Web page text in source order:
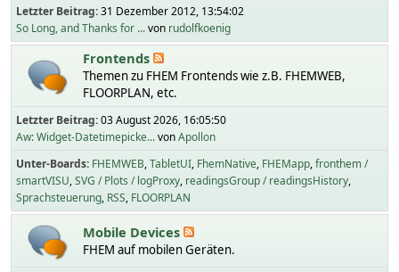
Letzter Beitrag:31 Dezember 2012, 13:54:02
So Long, and Thanks for ...von rudolfkoenig
Frontends
Themen zu FHEM Frontends wie z.B. FHEMWEB,
FLOORPLAN, etc.
Letzter Beitrag:03 August 2026, 16:05:50
Aw: Widget-Datetimepicke...vonApollon
Unter-Boards FHEMWEB TabletUI FhemNative FHEMapp fronthem /
smartVISU SVG / Plots / logProxy readingsGroup / readingsHistory
Sprachsteuerung RSS FLOORPLAN
Mobile Devices
FHEM auf mobilen Geräten.